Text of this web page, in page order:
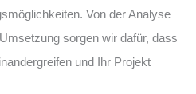
Von der Analyse
sorgen wir dafür, dass
und Ihr Projekt